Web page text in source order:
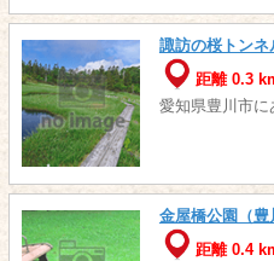
諏訪の桜トンネ
距離 0.3
愛知県豊川市に
金屋橋公園（豊
距離 0.4